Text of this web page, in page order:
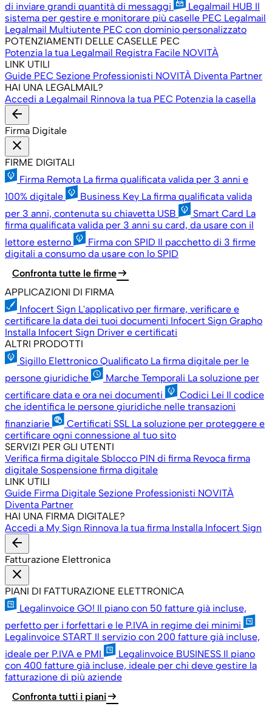
di inviare grandi quantità di messaggi
Legalmail HUB Il
sistema per gestire e monitorare più caselle PEC Legalmail
Legalmail Multiutente PEC con dominio personalizzato
POTENZIAMENTI DELLE CASELLE PEC
Potenzia la tua Legalmail Registra Facile NOVITÀ
LINK UTILI
Guide PEC Sezione Professionisti NOVITÀ Diventa Partner
HAI UNA LEGALMAIL?
Accedi a Legalmail Rinnova la tua PEC Potenzia la casella
arrow_back
Firma Digitale
close
FIRME DIGITALI
Firma Remota La firma qualificata valida per 3 anni e
100% digitale
Business Key La firma qualificata valida
per 3 anni, contenuta su chiavetta USB
Smart Card La
firma qualificata valida per 3 anni su card, da usare con il
lettore esterno
Firma con SPID Il pacchetto di 3 firme
digitali a consumo da usare con lo SPID
Confronta tutte le firmearrow_right_alt
APPLICAZIONI DI FIRMA
Infocert Sign L'applicativo per firmare, verificare e
certificare la data dei tuoi documenti Infocert Sign Grapho
Installa Infocert Sign Driver e certificati
ALTRI PRODOTTI
Sigillo Elettronico Qualificato La firma digitale per le
persone giuridiche
Marche Temporali La soluzione per
certificare data e ora nei documenti
Codici Lei Il codice
che identifica le persone giuridiche nelle transazioni
finanziarie
Certificati SSL La soluzione per proteggere e
certificare ogni connessione al tuo sito
SERVIZI PER GLI UTENTI
Verifica firma digitale Sblocco PIN di firma Revoca firma
digitale Sospensione firma digitale
LINK UTILI
Guide Firma Digitale Sezione Professionisti NOVITÀ
Diventa Partner
HAI UNA FIRMA DIGITALE?
Accedi a My Sign Rinnova la tua firma Installa Infocert Sign
arrow_back
Fatturazione Elettronica
close
PIANI DI FATTURAZIONE ELETTRONICA
Legalinvoice GO! Il piano con 50 fatture già incluse,
perfetto per i forfettari e le P.IVA in regime dei minimi
Legalinvoice START Il servizio con 200 fatture già incluse,
ideale per P.IVA e PMI
Legalinvoice BUSINESS Il piano
con 400 fatture già incluse, ideale per chi deve gestire la
fatturazione di più aziende
Confronta tutti i pianiarrow_right_alt